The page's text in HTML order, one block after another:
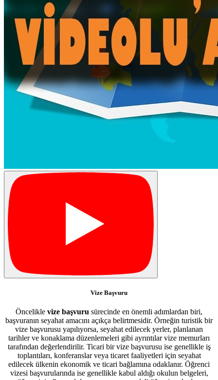
Vize Başvuru
Öncelikle vize başvuru sürecinde en önemli adımlardan biri,
başvuranın seyahat amacını açıkça belirtmesidir. Örneğin turistik bir
vize başvurusu yapılıyorsa, seyahat edilecek yerler, planlanan
tarihler ve konaklama düzenlemeleri gibi ayrıntılar vize memurları
tarafından değerlendirilir. Ticari bir vize başvurusu ise genellikle iş
toplantıları, konferanslar veya ticaret faaliyetleri için seyahat
edilecek ülkenin ekonomik ve ticari bağlamına odaklanır. Öğrenci
vizesi başvurularında ise genellikle kabul aldığı okulun belgeleri,